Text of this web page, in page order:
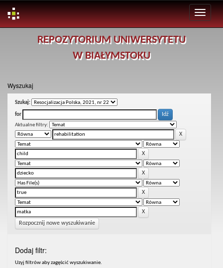
REPOZYTORIUM UNIWERSYTETU
W BIAŁYMSTOKU
Wyszukaj
Szukaj:
for
Aktualne filtry:
Rozpocznij nowe wyszukiwanie
Dodaj filtr:
Uzyj filtrów aby zagęścić wyszukiwanie.